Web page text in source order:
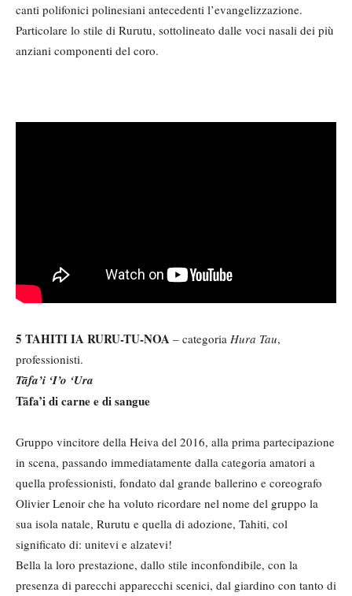
canti polifonici polinesiani antecedenti l’evangelizzazione.
Particolare lo stile di Rurutu, sottolineato dalle voci nasali dei più
anziani componenti del coro.
5 TAHITI IA RURU-TU-NOA – categoria Hura Tau,
professionisti.
Tāfa’i ‘I’o ‘Ura
Tāfa’i di carne e di sangue
Gruppo vincitore della Heiva del 2016, alla prima partecipazione
in scena, passando immediatamente dalla categoria amatori a
quella professionisti, fondato dal grande ballerino e coreografo
Olivier Lenoir che ha voluto ricordare nel nome del gruppo la
sua isola natale, Rurutu e quella di adozione, Tahiti, col
significato di: unitevi e alzatevi!
Bella la loro prestazione, dallo stile inconfondibile, con la
presenza di parecchi apparecchi scenici, dal giardino con tanto di